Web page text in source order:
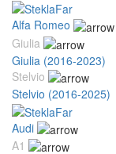
Alfa Romeo
Giulia
Giulia (2016-2023)
Stelvio
Stelvio (2016-2025)
Audi
A1